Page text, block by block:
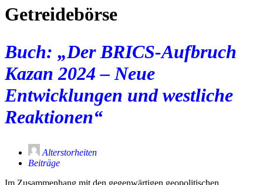
Getreidebörse
Buch: „Der BRICS-Aufbruch
Kazan 2024 – Neue
Entwicklungen und westliche
Reaktionen“
Alterstorheiten
Beiträge
Im Zusammenhang mit den gegenwärtigen geopolitischen